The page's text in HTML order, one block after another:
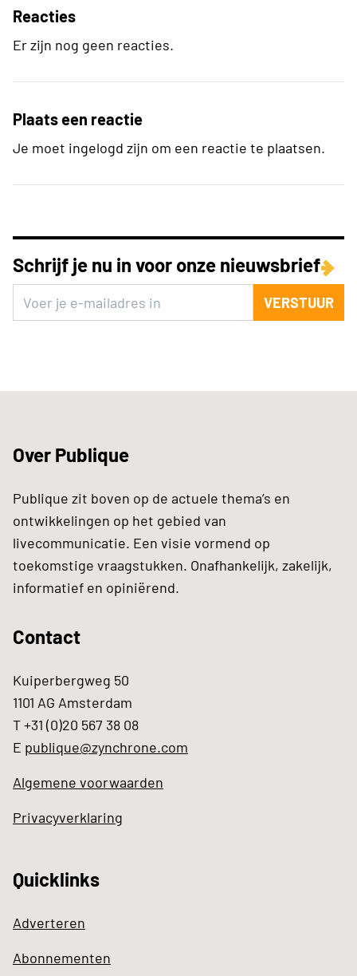
Reacties
Er zijn nog geen reacties.
Plaats een reactie
Je moet ingelogd zijn om een reactie te plaatsen.
Schrijf je nu in voor onze nieuwsbrief
VERSTUUR
Over Publique
Publique zit boven op de actuele thema’s en
ontwikkelingen op het gebied van
livecommunicatie. Een visie vormend op
toekomstige vraagstukken. Onafhankelijk, zakelijk,
informatief en opiniërend.
Contact
Kuiperbergweg 50
1101 AG Amsterdam
T +31 (0)20 567 38 08
E publique@zynchrone.com
Algemene voorwaarden
Privacyverklaring
Quicklinks
Adverteren
Abonnementen